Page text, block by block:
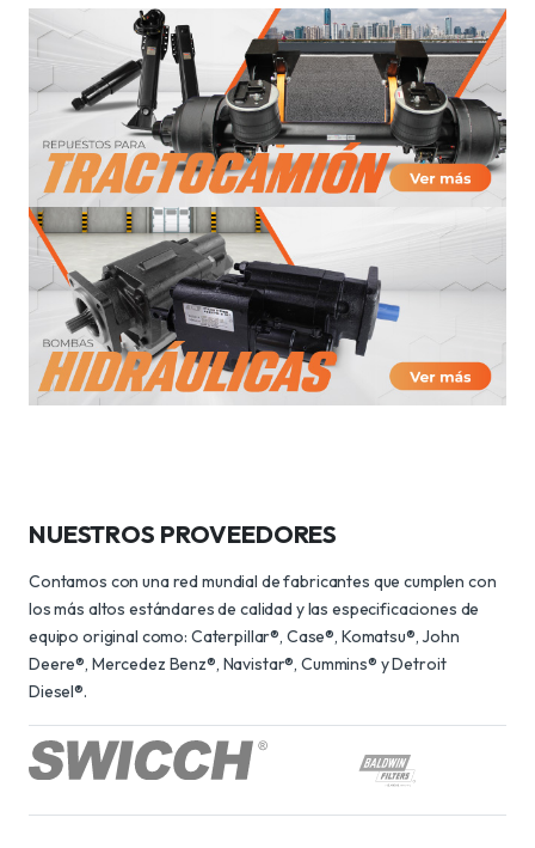
NUESTROS PROVEEDORES
Contamos con una red mundial de fabricantes que cumplen con
los más altos estándares de calidad y las especificaciones de
equipo original como: Caterpillar®, Case®, Komatsu®, John
Deere®, Mercedez Benz®, Navistar®, Cummins® y Detroit
Diesel®.